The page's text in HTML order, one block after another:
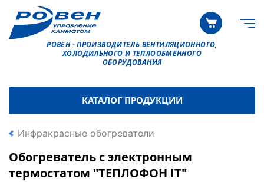
РОВЕН - ПРОИЗВОДИТЕЛЬ ВЕНТИЛЯЦИОННОГО,
ХОЛОДИЛЬНОГО И ТЕПЛООБМЕННОГО
ОБОРУДОВАНИЯ
КАТАЛОГ ПРОДУКЦИИ
Инфракрасные обогреватели
Обогреватель с электронным
термостатом "ТЕПЛОФОН IT"